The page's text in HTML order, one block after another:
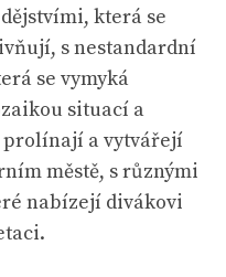
která se
s nestandardní
se vymyká
situací a
prolínají a vytvářejí
městě, s různými
nabízejí divákovi